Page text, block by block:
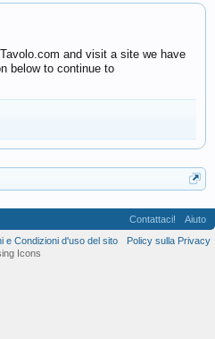
and visit a site we have
below to continue to
Contattaci!
Aiuto
e Condizioni d'uso del sito
Policy sulla Privacy
Icons